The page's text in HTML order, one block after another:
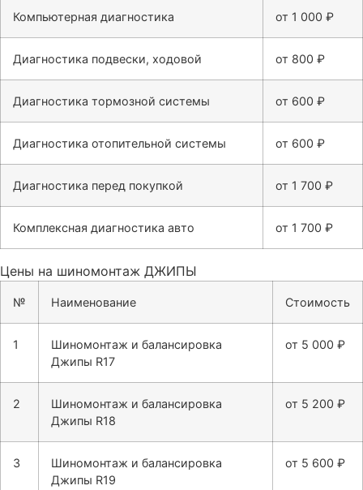
Компьютерная диагностика от 1 000 ₽
Диагностика подвески, ходовой от 800 ₽
Диагностика тормозной системы от 600 ₽
Диагностика отопительной системы от 600 ₽
Диагностика перед покупкой от 1 700 ₽
Комплексная диагностика авто от 1 700 ₽
Цены на шиномонтаж ДЖИПЫ
№ Наименование Стоимость
1
Шиномонтаж и балансировка
Джипы R17
от 5 000 ₽
2
Шиномонтаж и балансировка
Джипы R18
от 5 200 ₽
3
Шиномонтаж и балансировка
Джипы R19
от 5 600 ₽